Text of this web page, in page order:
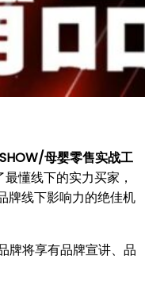
母婴零售实战工
懂线下的实力买家，
牌线下影响力的绝佳机
牌将享有品牌宣讲、品